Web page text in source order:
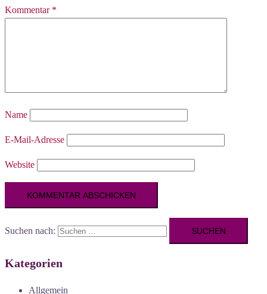
Kommentar *
Name
E-Mail-Adresse
Website
Suchen nach:
Kategorien
Allgemein